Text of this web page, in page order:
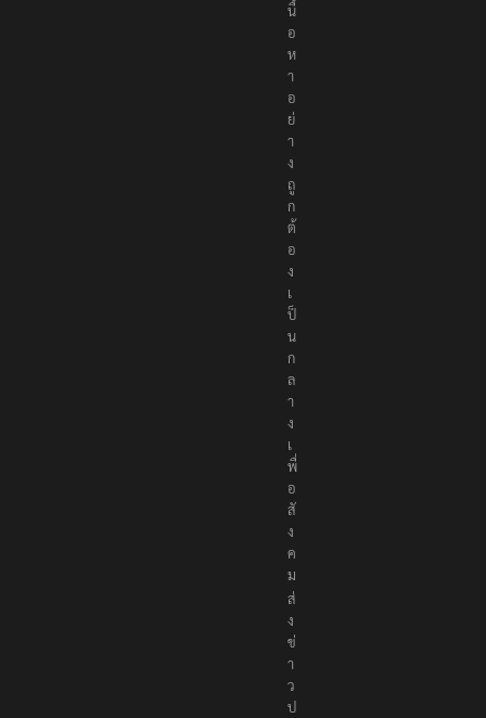
นื้
อ
ห
า
อ
ย่
า
ง
ถู
ก
ต้
อ
ง
เ
ป็
น
ก
ล
า
ง
เ
พื่
อ
สั
ง
ค
ม
ส่
ง
ข่
า
ว
ป